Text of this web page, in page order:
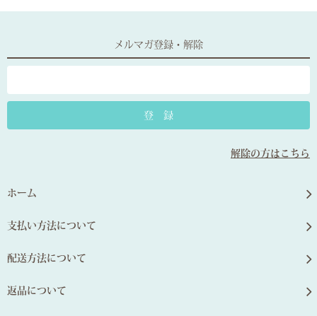
メルマガ登録・解除
解除の方はこちら
ホーム
支払い方法について
配送方法について
返品について